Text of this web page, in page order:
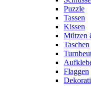
Puzzle
Tassen
Kissen
Mützen
Taschen
Flaggen